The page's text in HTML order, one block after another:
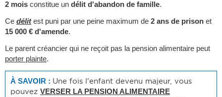
2 mois constitue un délit d'abandon de famille.
Ce délitest puni par une peine maximum de 2 ans de prison et
15 000 € d'amende.
Le parent créancier qui ne reçoit pas la pension alimentaire peut
porter plainte.
À SAVOIR : Une fois l'enfant devenu majeur, vous
pouvez VERSER LA PENSION ALIMENTAIRE